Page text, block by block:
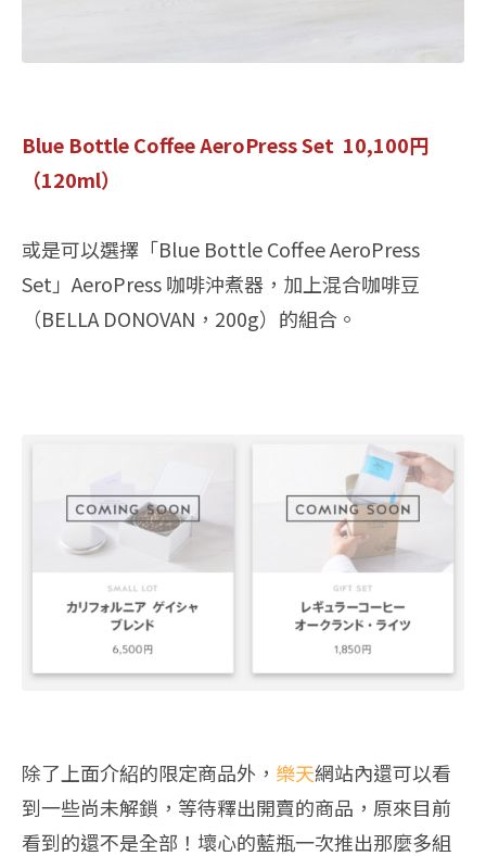
Blue Bottle Coffee AeroPress Set 10,100円
（120ml）
或是可以選擇「Blue Bottle Coffee AeroPress
Set」AeroPress 咖啡沖煮器，加上混合咖啡豆
（BELLA DONOVAN，200g）的組合。
除了上面介紹的限定商品外， 樂天網站內還可以看
到一些尚未解鎖，等待釋出開賣的商品，原來目前
看到的還不是全部！壞心的藍瓶一次推出那麼多組